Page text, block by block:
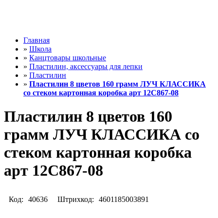
Главная
» Школа
» Канцтовары школьные
» Пластилин, аксессуары для лепки
» Пластилин
» Пластилин 8 цветов 160 грамм ЛУЧ КЛАССИКА
со стеком картонная коробка арт 12С867-08
Пластилин 8 цветов 160
грамм ЛУЧ КЛАССИКА со
стеком картонная коробка
арт 12С867-08
Код: 40636 Штрихкод: 4601185003891